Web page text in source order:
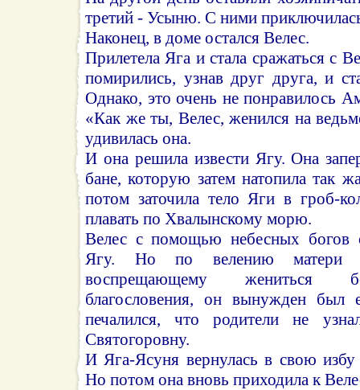
третий - Усыню. С ними
Наконец, в доме остался Велес.
Прилетела Яга и стала сражаться с
помирились, узнав друг друга, и
Однако, это очень не понравилось
«Как же ты, Велес, женился на
удивилась она.
И она решила извести Ягу. Она
бане, которую затем натопила так
потом заточила тело Яги в гроб-
плавать по Хвалынскому морю.
Велес с помощью небесных богов
Ягу. Но по велению матери
воспрещающему жениться
благословения, он вынужден был
печалился, что родители не
Святогоровну.
И Яга-Ясуня вернулась в свою
Но потом она вновь приходила к